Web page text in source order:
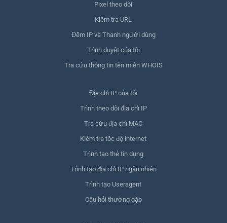
Pixel theo dõi
Kiểm tra URL
Đếm IP và Thanh người dùng
Trình duyệt của tôi
Tra cứu thông tin tên miền WHOIS
Địa chỉ IP của tôi
Trình theo dõi địa chỉ IP
Tra cứu địa chỉ MAC
Kiểm tra tốc độ internet
Trình tạo thẻ tín dụng
Trình tạo địa chỉ IP ngẫu nhiên
Trình tạo Useragent
Câu hỏi thường gặp